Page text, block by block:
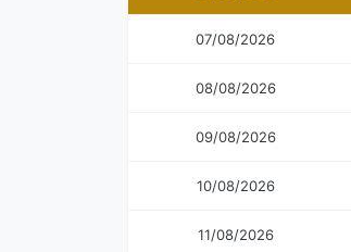
07/08/2026
08/08/2026
09/08/2026
10/08/2026
11/08/2026